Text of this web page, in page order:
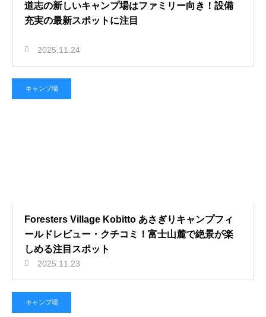
道志の新しいキャンプ場はファミリー向き！設備
充実の最新スポットに注目
2025.11.24
キャンプ場
Foresters Village Kobitto あさぎりキャンプフィ
ールドレビュー・クチコミ！富士山麓で絶景が楽
しめる注目スポット
2025.11.23
キャンプ場